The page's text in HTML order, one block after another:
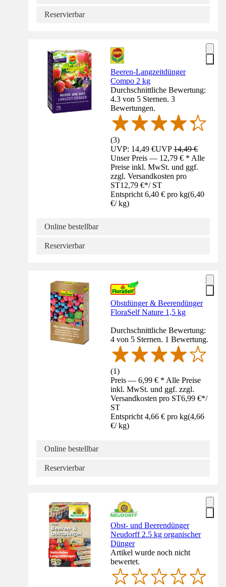
Reservierbar
Beeren-Langzeitdünger
Compo 2 kg
Durchschnittliche Bewertung:
4.3 von 5 Sternen. 3
Bewertungen.
(3)
UVP: 14,49 €UVP14,49 €
Unser Preis — 12,79 € * Alle
Preise inkl. MwSt. und ggf.
zzgl. Versandkosten pro
ST12,79 €*/ ST
Entspricht 6,40 € pro kg(6,40
€/ kg)
Online bestellbar
Reservierbar
Obstdünger & Beerendünger
FloraSelf Nature 1,5 kg
Durchschnittliche Bewertung:
4 von 5 Sternen. 1 Bewertung.
(1)
Preis — 6,99 € * Alle Preise
inkl. MwSt. und ggf. zzgl.
Versandkosten pro ST6,99 €*/
ST
Entspricht 4,66 € pro kg(4,66
€/ kg)
Online bestellbar
Reservierbar
Obst- und Beerendünger
Neudorff 2.5 kg organischer
Dünger
Artikel wurde noch nicht
bewertet.